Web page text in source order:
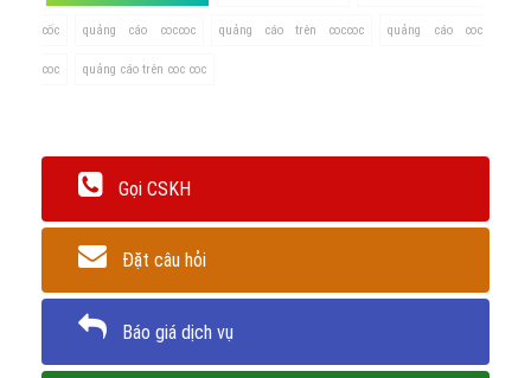
cốc quảng cáo coccoc quảng cáo trên coccoc quảng cáo coc
coc quảng cáo trên coc coc
Gọi CSKH
Đặt câu hỏi
Báo giá dịch vụ